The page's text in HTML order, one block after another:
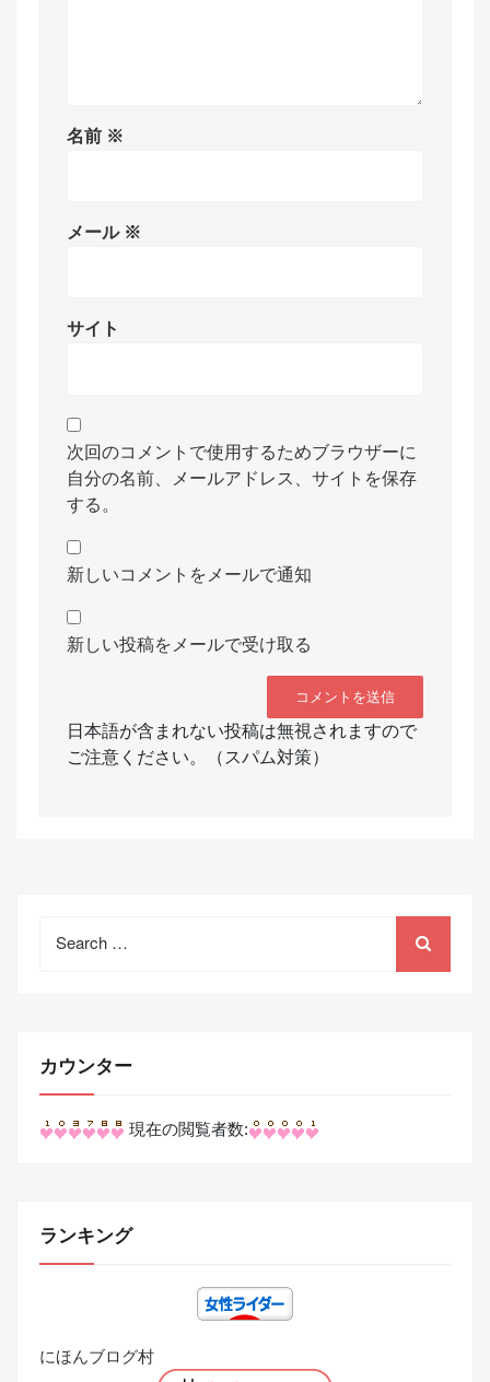
名前 ※
メール ※
サイト
次回のコメントで使用するためブラウザーに
自分の名前、メールアドレス、サイトを保存
する。
新しいコメントをメールで通知
新しい投稿をメールで受け取る
日本語が含まれない投稿は無視されますので
ご注意ください。（スパム対策）
for:
カウンター
現在の閲覧者数:
ランキング
にほんブログ村